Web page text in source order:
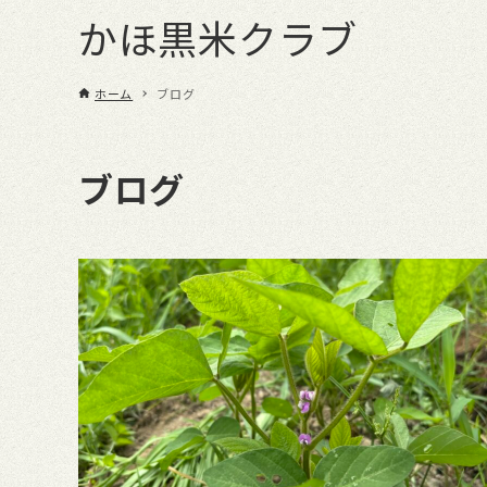
かほ黒米クラブ
ホーム ブログ
ブログ